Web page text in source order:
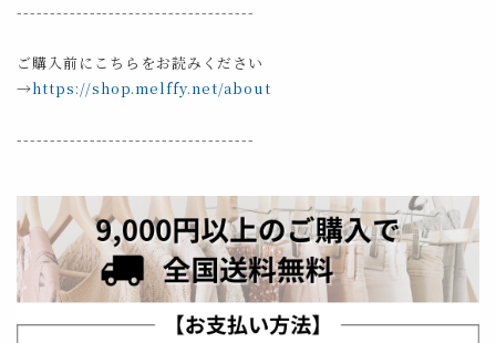
------------------------------------
ご購入前にこちらをお読みください
→https://shop.melffy.net/about
------------------------------------